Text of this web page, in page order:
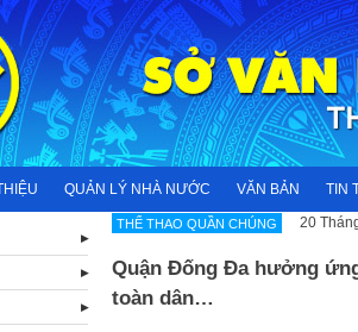
QUẢN LÝ NHÀ NƯỚC VĂN BẢN TIN
THỂ THAO QUẦN CHÚNG 20
Quận Đống Đa hưởng
toàn dân…